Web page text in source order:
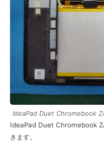
IdeaPad Duet Chromebook
IdeaPad Duet Chromebook
きます。